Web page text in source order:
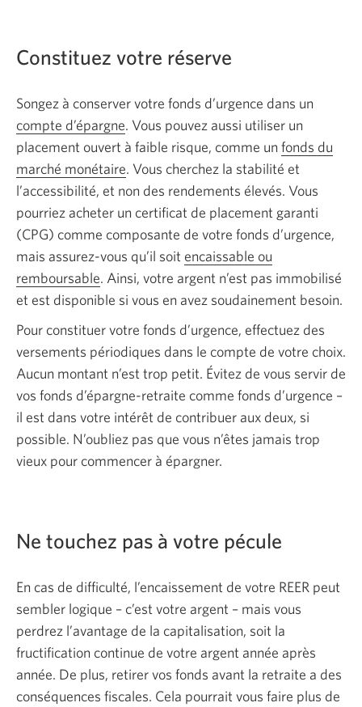
Constituez votre réserve
Songez à conserver votre fonds d’urgence dans un
compte d’épargne. Vous pouvez aussi utiliser un
placement ouvert à faible risque, comme un fonds du
marché monétaire. Vous cherchez la stabilité et
l’accessibilité, et non des rendements élevés. Vous
pourriez acheter un certificat de placement garanti
(CPG) comme composante de votre fonds d’urgence,
mais assurez-vous qu’il soit encaissable ou
remboursable. Ainsi, votre argent n’est pas immobilisé
et est disponible si vous en avez soudainement besoin.
Pour constituer votre fonds d’urgence, effectuez des
versements périodiques dans le compte de votre choix.
Aucun montant n’est trop petit. Évitez de vous servir de
vos fonds d’épargne-retraite comme fonds d’urgence –
il est dans votre intérêt de contribuer aux deux, si
possible. N’oubliez pas que vous n’êtes jamais trop
vieux pour commencer à épargner.
Ne touchez pas à votre pécule
En cas de difficulté, l’encaissement de votre REER peut
sembler logique – c’est votre argent – mais vous
perdrez l’avantage de la capitalisation, soit la
fructification continue de votre argent année après
année. De plus, retirer vos fonds avant la retraite a des
conséquences fiscales. Cela pourrait vous faire plus de